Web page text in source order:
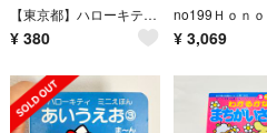
【東京都】ハローキティのおしえて！防サイくん
¥ 380 ¥ 3,069